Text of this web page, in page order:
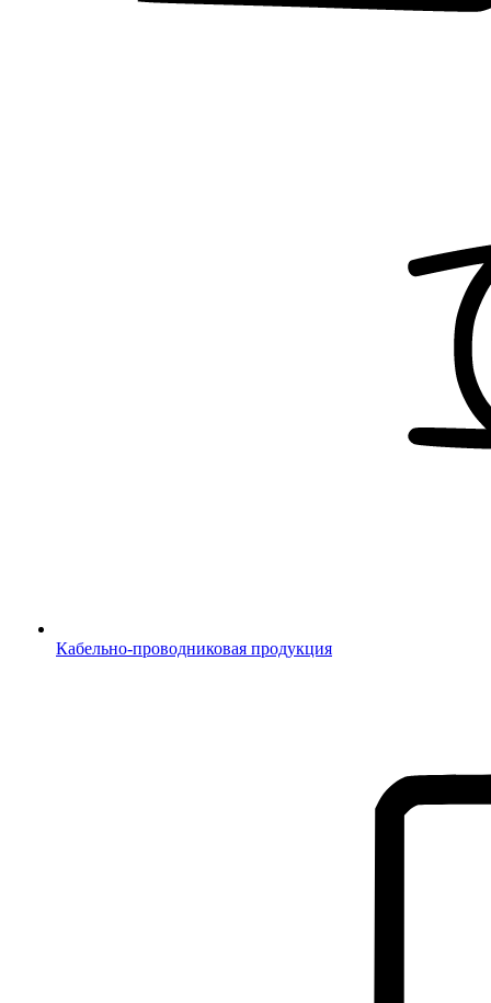
Кабельно-проводниковая продукция